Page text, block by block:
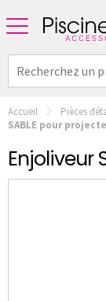
Accueil Pièces
SABLE pour
Enjoliveur